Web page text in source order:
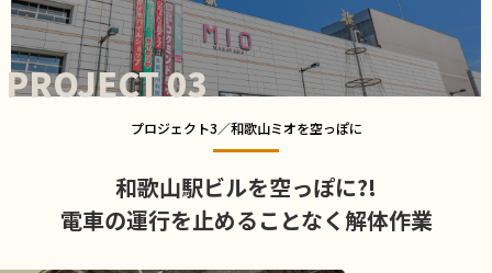
PROJECT 03
プロジェクト3／和歌山ミオを空っぽに
和歌山駅ビルを空っぽに?!
電車の運行を止めることなく解体作業